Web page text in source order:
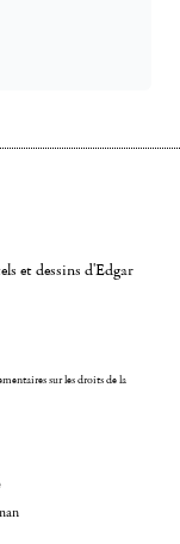
et dessins d'Edgar
sur les droits de la